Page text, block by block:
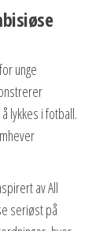
unge
lykkes i fotball.
av All
seriøst på